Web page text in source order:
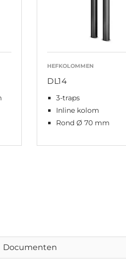
HEFKOLOMMEN
DL14
3-traps
Inline kolom
Rond Ø 70 mm
Documenten